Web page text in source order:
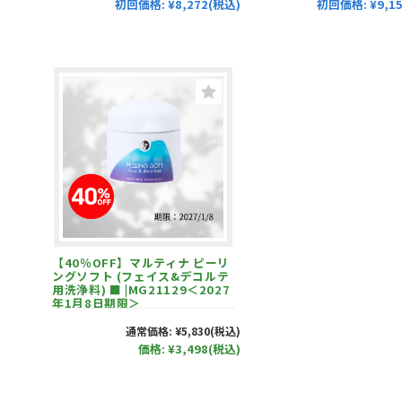
初回価格: ¥8,272(税込)
初回価格:
【40％OFF】マルティナ ピーリ
ングソフト (フェイス&デコルテ
用洗浄料) ■ |MG21129＜2027
年1月8日期限＞
通常価格: ¥5,830(税込)
価格: ¥3,498(税込)